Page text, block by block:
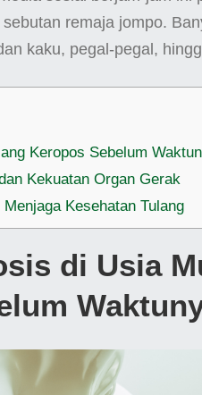
remaja jompo.
kaku, pegal-pegal,
Keropos Sebelum
Kekuatan Organ Gerak
Kesehatan Tulang
di Usia